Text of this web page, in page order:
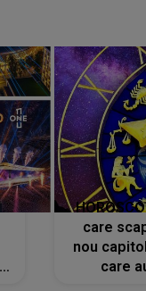
care
nou
care